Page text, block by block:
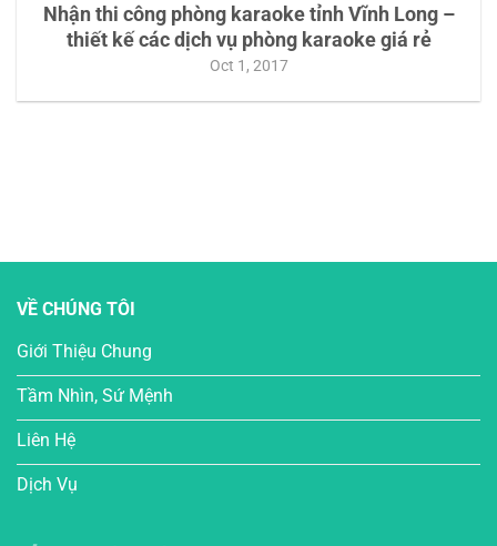
Nhận thi công phòng karaoke tỉnh Vĩnh Long –
thiết kế các dịch vụ phòng karaoke giá rẻ
Oct 1, 2017
VỀ CHÚNG TÔI
Giới Thiệu Chung
Tầm Nhìn, Sứ Mệnh
Liên Hệ
Dịch Vụ